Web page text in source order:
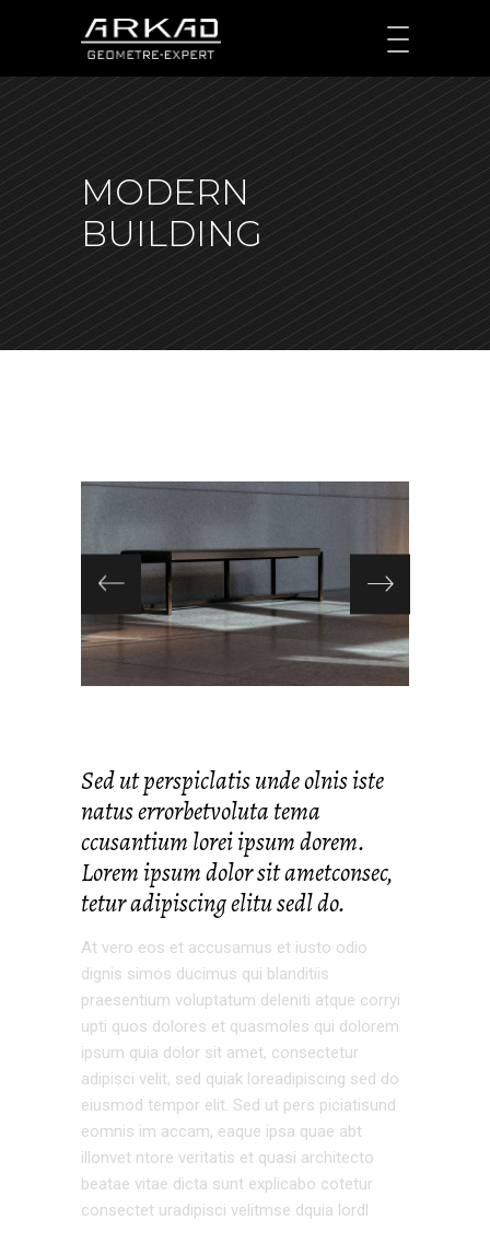
MODERN
BUILDING
Sed ut perspiclatis unde olnis iste
natus errorbetvoluta tema
ccusantium lorei ipsum dorem.
Lorem ipsum dolor sit ametconsec,
tetur adipiscing elitu sedl do.
At vero eos et accusamus et iusto odio
dignis simos ducimus qui blanditiis
praesentium voluptatum deleniti atque corryi
upti quos dolores et quasmoles qui dolorem
ipsum quia dolor sit amet, consectetur
adipisci velit, sed quiak loreadipiscing sed do
eiusmod tempor elit. Sed ut pers piciatisund
eomnis im accam, eaque ipsa quae abt
illonvet ntore veritatis et quasi architecto
beatae vitae dicta sunt explicabo cotetur
consectet uradipisci velitmse dquia lordl